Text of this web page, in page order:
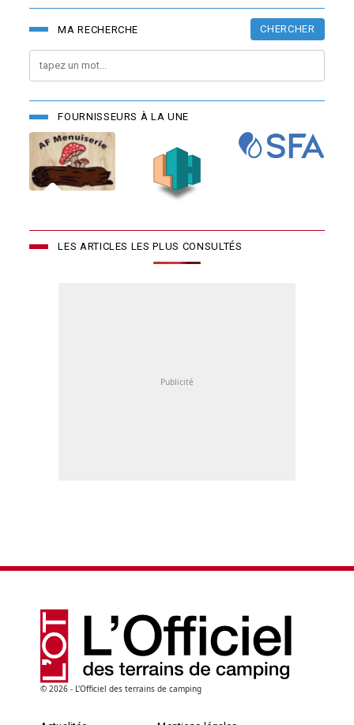
MA RECHERCHE CHERCHER
FOURNISSEURS À LA UNE
LES ARTICLES LES PLUS CONSULTÉS
© 2026 - L'Officiel des terrains de camping